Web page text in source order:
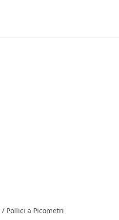
/ Pollici a Picometri